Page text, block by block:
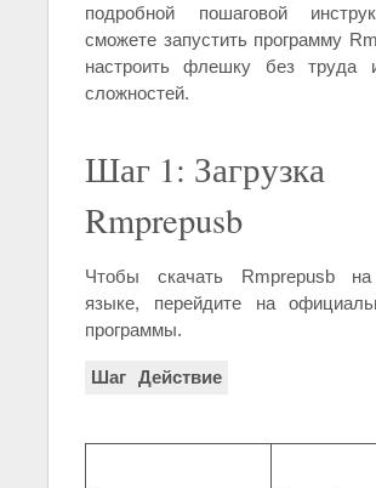
подробной пошаговой
сможете запустить программу
настроить флешку без труда
сложностей.
Шаг 1: Загрузка
Rmprepusb
Чтобы скачать Rmprepusb
языке, перейдите на
программы.
Шаг Действие